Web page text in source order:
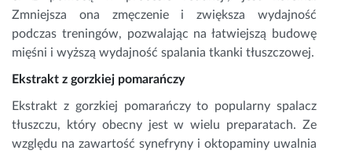
Zmniejsza ona zmęczenie i zwiększa wydajność
podczas treningów, pozwalając na łatwiejszą budowę
mięśni i wyższą wydajność spalania tkanki tłuszczowej.
Ekstrakt z gorzkiej pomarańczy
Ekstrakt z gorzkiej pomarańczy to popularny spalacz
tłuszczu, który obecny jest w wielu preparatach. Ze
względu na zawartość synefryny i oktopaminy uwalnia